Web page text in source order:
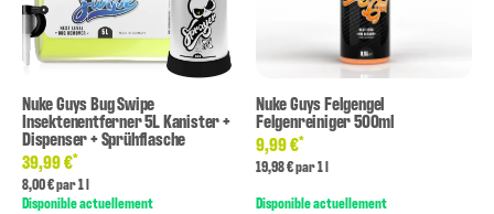
Nuke Guys Bug Swipe
Insektenentferner 5L Kanister +
Dispenser + Sprühflasche
39,99 €*
8,00 € par 1 l
Disponible actuellement
Nuke Guys Felgengel
Felgenreiniger 500ml
9,99 €*
19,98 € par 1 l
Disponible actuellement